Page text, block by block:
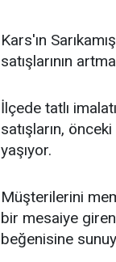
Kars'ın
satışlarının
İlçede tatlı
satışların,
yaşıyor.
Müşterilerini
bir mesaiye
beğenisine